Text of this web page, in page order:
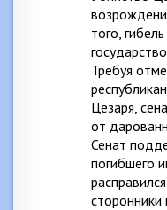
того,
Требуя
Цезаря,
от
Сенат
погибшего